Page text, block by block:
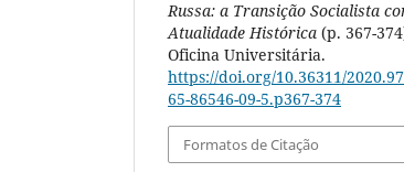
Russa: a Transição Socialista
Atualidade Histórica (p. 367-
Oficina Universitária.
https://doi.org/10.36311/
65-86546-09-5.p367-374
Formatos de Citação